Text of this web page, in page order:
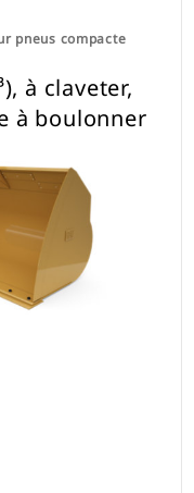
pneus compacte
à claveter,
à boulonner